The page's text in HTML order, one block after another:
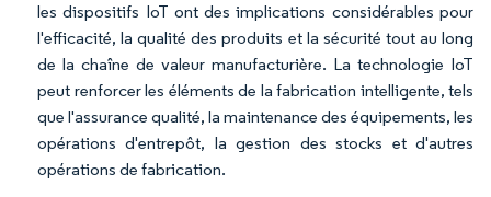
les dispositifs IoT ont des implications considérables pour
l'efficacité, la qualité des produits et la sécurité tout au long
de la chaîne de valeur manufacturière. La technologie IoT
peut renforcer les éléments de la fabrication intelligente, tels
que l'assurance qualité, la maintenance des équipements, les
opérations d'entrepôt, la gestion des stocks et d'autres
opérations de fabrication.